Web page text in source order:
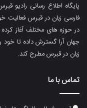
پایگاه اطلاع رسانی رادیو
جهان آرا گسترش داده تا
زبان در قبرس مطرح کند.
تماس با ما